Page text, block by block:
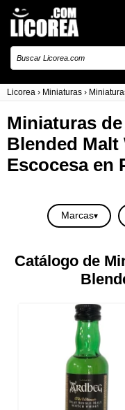
Licorea › Miniaturas ›
Miniaturas
Blended
Escocesa en
Marcas
Catálogo de